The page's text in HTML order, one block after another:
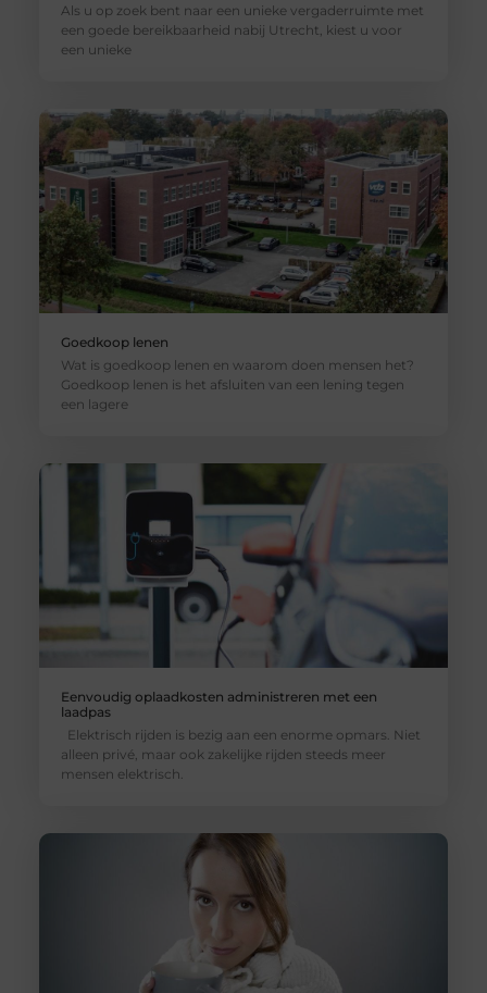
Als u op zoek bent naar een unieke vergaderruimte met
een goede bereikbaarheid nabij Utrecht, kiest u voor
een unieke
Goedkoop lenen
Wat is goedkoop lenen en waarom doen mensen het?
Goedkoop lenen is het afsluiten van een lening tegen
een lagere
Eenvoudig oplaadkosten administreren met een
laadpas
Elektrisch rijden is bezig aan een enorme opmars. Niet
alleen privé, maar ook zakelijke rijden steeds meer
mensen elektrisch.